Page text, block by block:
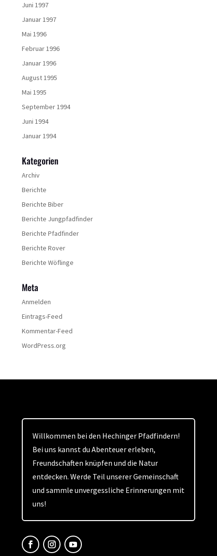
Juni 1997
Januar 1997
Mai 1996
Februar 1996
Januar 1996
August 1995
Mai 1995
September 1994
Juni 1994
Januar 1994
Kategorien
Archiv
Berichte
Berichte Biber
Berichte Jungpfadfinder
Berichte Pfadfinder
Berichte Rover
Berichte Wöflinge
Meta
Anmelden
Eintrags-Feed
Kommentar-Feed
WordPress.org
Willkommen bei den Hechinger Pfadfindern!
Bei uns kannst du Abenteuer erleben,
Freundschaften knüpfen und die Natur
entdecken. Werde Teil unserer Gemeinschaft
und sammle unvergessliche Erinnerungen mit
uns!